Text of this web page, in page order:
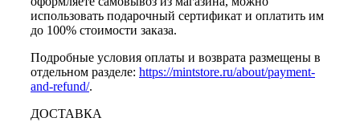
использовать подарочный сертификат и оплатить им
до 100% стоимости заказа.
Подробные условия оплаты и возврата размещены в
отдельном разделе: https://mintstore.ru/about/payment-
and-refund/.
ДОСТАВКА